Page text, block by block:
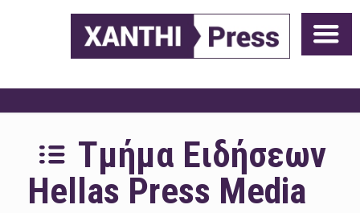
Τμήμα Ειδήσεων
Hellas Press Media